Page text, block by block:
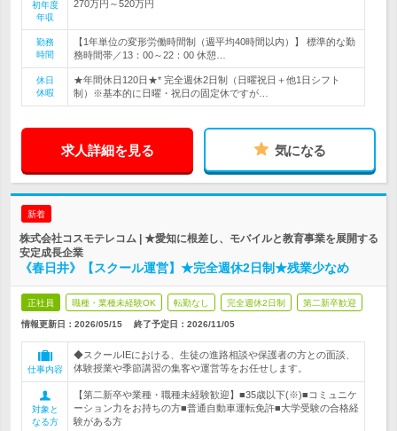
初年度
年収
270万円～520万円
勤務
時間
【1年単位の変形労働時間制（週平均40時間以内）】 標準的な勤
務時間帯／13：00～22：00 休憩…
休日
休暇
★年間休日120日★* 完全週休2日制（日曜祝日＋他1日シフト
制）※基本的に日曜・祝日の固定休ですが…
求人詳細を見る 気になる
新着
株式会社コスモテレコム | ★愛知に根差し、モバイルと教育事業を展開する
安定成長企業
《春日井》【スクール運営】★完全週休2日制★残業少なめ
正社員 職種・業種未経験OK 転勤なし 完全週休2日制 第二新卒歓迎
情報更新日：2026/05/15 終了予定日： 2026/11/05
仕事内容
◆スクールIEにおける、生徒の進路相談や保護者の方との面談、
体験授業や季節講習の集客や運営等をお任せします。
対象と
なる方
【第二新卒や業種・職種未経験歓迎】■35歳以下(※)■コミュニケ
ーション力をお持ちの方■普通自動車運転免許■大学受験の合格経
験がある方